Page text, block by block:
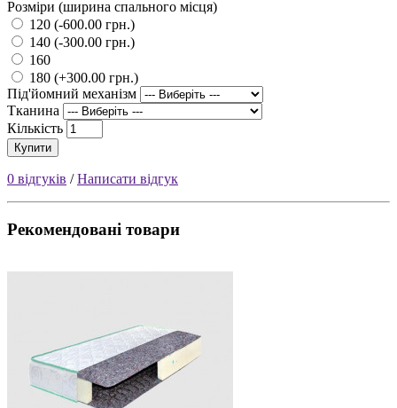
Розміри (ширина спального місця)
120 (-600.00 грн.)
140 (-300.00 грн.)
160
180 (+300.00 грн.)
Під'йомний механізм
Тканина
Кількість
Купити
0 відгуків /Написати відгук
Рекомендовані товари